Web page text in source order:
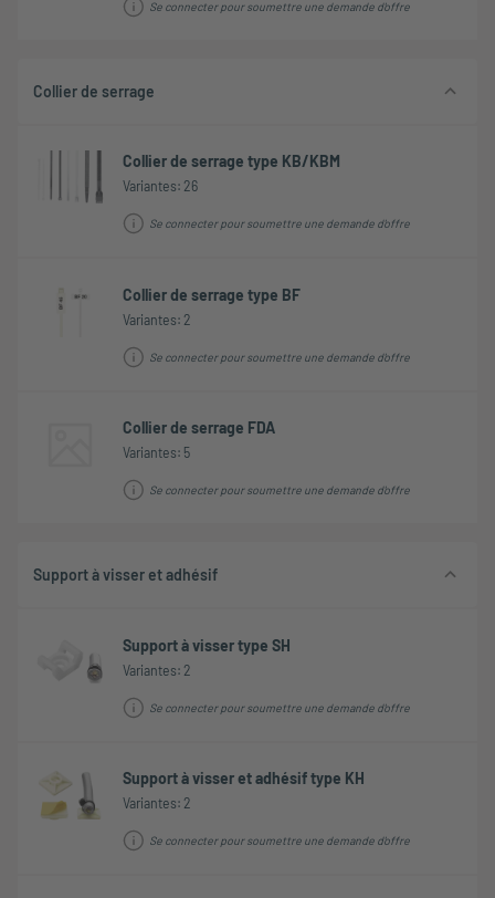
Se connecter pour soumettre une demande d'offre
Collier de serrage
Collier de serrage type KB/KBM
Variantes: 26
Se connecter pour soumettre une demande d'offre
Collier de serrage type BF
Variantes: 2
Se connecter pour soumettre une demande d'offre
Collier de serrage FDA
Variantes: 5
Se connecter pour soumettre une demande d'offre
Support à visser et adhésif
Support à visser type SH
Variantes: 2
Se connecter pour soumettre une demande d'offre
Support à visser et adhésif type KH
Variantes: 2
Se connecter pour soumettre une demande d'offre